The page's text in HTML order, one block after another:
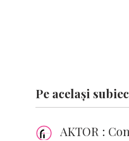
Pe același
AKTOR :